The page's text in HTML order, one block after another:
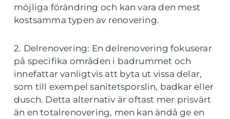
möjliga förändring och kan vara den mest
kostsamma typen av renovering.
2. Delrenovering: En delrenovering fokuserar
på specifika områden i badrummet och
innefattar vanligtvis att byta ut vissa delar,
som till exempel sanitetsporslin, badkar eller
dusch. Detta alternativ är oftast mer prisvärt
än en totalrenovering, men kan ändå ge en